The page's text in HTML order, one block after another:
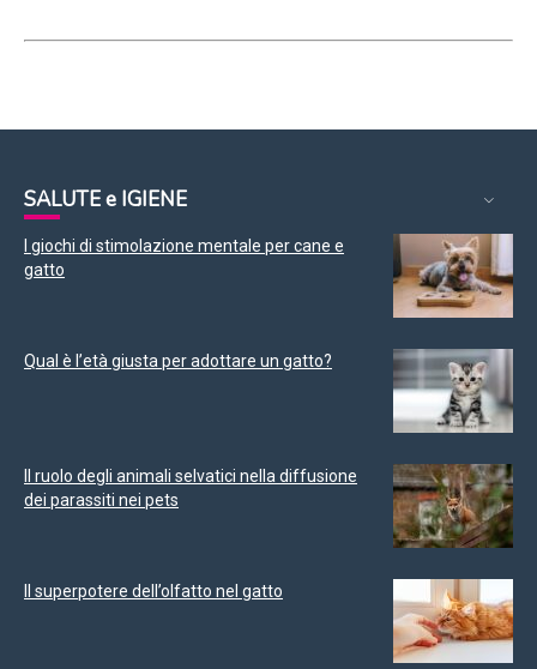
SALUTE e IGIENE
I giochi di stimolazione mentale per cane e
gatto
Qual è l’età giusta per adottare un gatto?
Il ruolo degli animali selvatici nella diffusione
dei parassiti nei pets
Il superpotere dell’olfatto nel gatto